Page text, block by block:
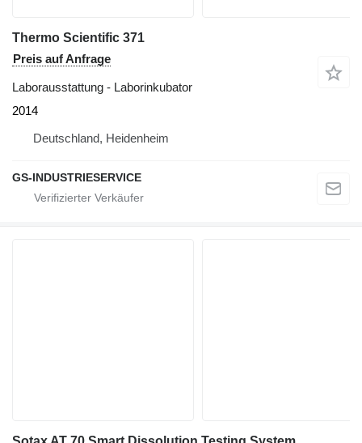
Thermo Scientific 371
Preis auf Anfrage
Laborausstattung - Laborinkubator
2014
Deutschland, Heidenheim
GS-INDUSTRIESERVICE